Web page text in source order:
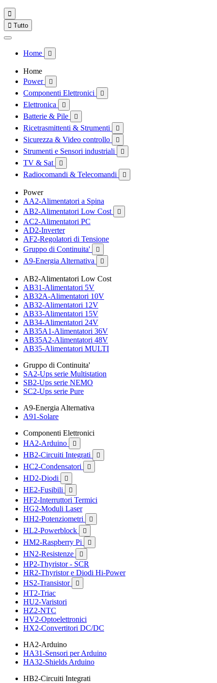

 Tutto
Home 
Home
Power

Componenti Elettronici 
Elettronica 
Batterie & Pile 
Ricetrasmittenti & Strumenti 
Sicurezza & Video controllo 
Strumenti e Sensori industriali 
TV & Sat 
Radiocomandi & Telecomandi 
Power
AA2-Alimentatori a Spina
AB2-Alimentatori Low Cost

AC2-Alimentatori PC
AD2-Inverter
AF2-Regolatori di Tensione
Gruppo di Continuita'

A9-Energia Alternativa 
AB2-Alimentatori Low Cost
AB31-Alimentatori 5V
AB32A-Alimentatori 10V
AB32-Alimentatori 12V
AB33-Alimentatori 15V
AB34-Alimentatori 24V
AB35A1-Alimentatori 36V
AB35A2-Alimentatori 48V
AB35-Alimentatori MULTI
Gruppo di Continuita'
SA2-Ups serie Multistation
SB2-Ups serie NEMO
SC2-Ups serie Pure
A9-Energia Alternativa
A91-Solare
Componenti Elettronici
HA2-Arduino

HB2-Circuiti Integrati 
HC2-Condensatori 
HD2-Diodi 
HE2-Fusibili 
HF2-Interruttori Termici
HG2-Moduli Laser
HH2-Potenziometri

HL2-Powerblock 
HM2-Raspberry Pi 
HN2-Resistenze 
HP2-Thyristor - SCR
HR2-Thyristor e Diodi Hi-Power
HS2-Transistor

HT2-Triac
HU2-Varistori
HZ2-NTC
HV2-Optoelettronici
HX2-Convertitori DC/DC
HA2-Arduino
HA31-Sensori per Arduino
HA32-Shields Arduino
HB2-Circuiti Integrati